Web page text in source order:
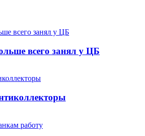
всего занял у ЦБ